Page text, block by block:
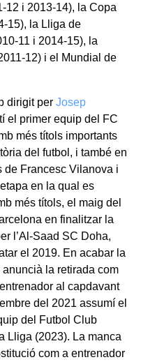
12 i 2013-14), la Copa
15), la Lliga de
11 i 2014-15), la
12) i el Mundial de
dirigit per Josep
el primer equip del FC
més títols importants
del futbol, i també en
de Francesc Vilanova i
en la qual es
més títols, el maig del
en finalitzar la
l’Al-Saad SC Doha,
el 2019. En acabar la
anuncià la retirada com
al capdavant
del 2021 assumí el
del Futbol Club
Lliga (2023). La manca
com a entrenador